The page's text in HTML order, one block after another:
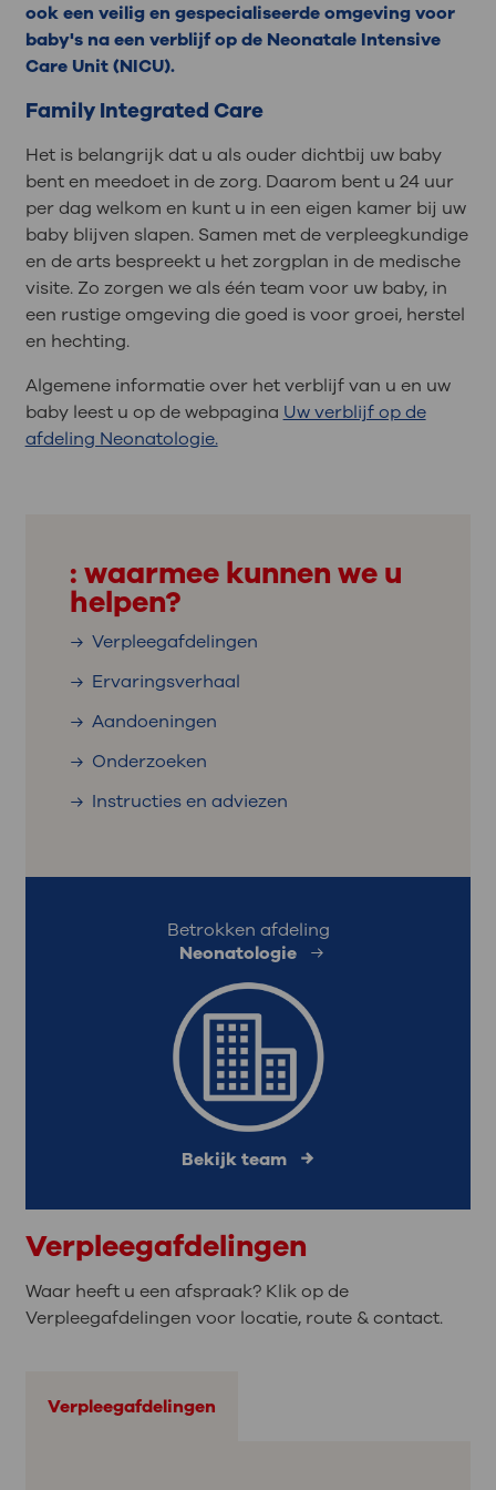
ook een veilig en gespecialiseerde omgeving voor
baby's na een verblijf op de Neonatale Intensive
Care Unit (NICU).
Family Integrated Care
Het is belangrijk dat u als ouder dichtbij uw baby
bent en meedoet in de zorg. Daarom bent u 24 uur
per dag welkom en kunt u in een eigen kamer bij uw
baby blijven slapen. Samen met de verpleegkundige
en de arts bespreekt u het zorgplan in de medische
visite. Zo zorgen we als één team voor uw baby, in
een rustige omgeving die goed is voor groei, herstel
en hechting.
Algemene informatie over het verblijf van u en uw
baby leest u op de webpagina Uw verblijf op de
afdeling Neonatologie.
: waarmee kunnen we u
helpen?
Verpleegafdelingen
Ervaringsverhaal
Aandoeningen
Onderzoeken
Instructies en adviezen
Betrokken afdeling
Neonatologie
Bekijk team
Verpleegafdelingen
Waar heeft u een afspraak? Klik op de
Verpleegafdelingen voor locatie, route & contact.
Verpleegafdelingen